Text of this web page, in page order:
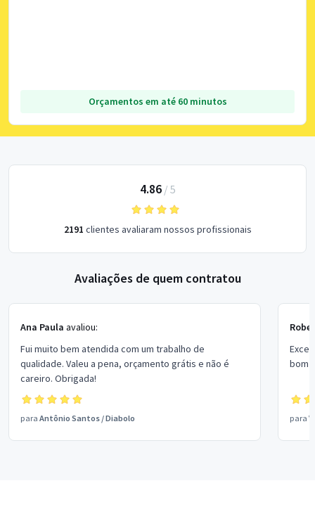
Orçamentos em até 60 minutos
4.86/ 5
2191 clientes avaliaram nossos profissionais
Avaliações de quem contratou
Ana Paula avaliou:
Fui muito bem atendida com um trabalho de
qualidade. Valeu a pena, orçamento grátis e não é
careiro. Obrigada!
para Antônio Santos /Diabolo
bom
para